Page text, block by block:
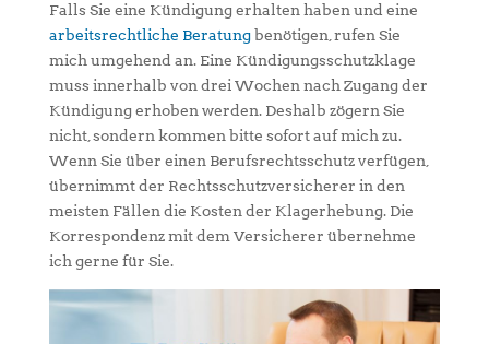
Falls Sie eine Kündigung erhalten haben und eine
arbeitsrechtliche Beratungbenötigen, rufen Sie
mich umgehend an. Eine Kündigungsschutzklage
muss innerhalb von drei Wochen nach Zugang der
Kündigung erhoben werden. Deshalb zögern Sie
nicht, sondern kommen bitte sofort auf mich zu.
Wenn Sie über einen Berufsrechtsschutz verfügen,
übernimmt der Rechtsschutzversicherer in den
meisten Fällen die Kosten der Klagerhebung. Die
Korrespondenz mit dem Versicherer übernehme
ich gerne für Sie.